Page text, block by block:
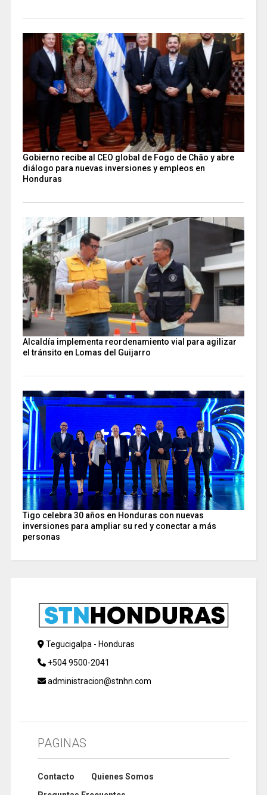
Gobierno recibe al CEO global de Fogo de Chão y abre
diálogo para nuevas inversiones y empleos en
Honduras
Alcaldía implementa reordenamiento vial para agilizar
el tránsito en Lomas del Guijarro
Tigo celebra 30 años en Honduras con nuevas
inversiones para ampliar su red y conectar a más
personas
Tegucigalpa - Honduras
+504 9500-2041
administracion@stnhn.com
PAGINAS
Contacto
Quienes Somos